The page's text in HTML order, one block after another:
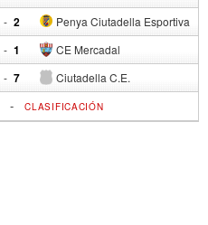
- Penya Ciutadella Esportiva
2
- CE Mercadal
1
- Ciutadella C.E.
7
-CLASIFICACIÓN